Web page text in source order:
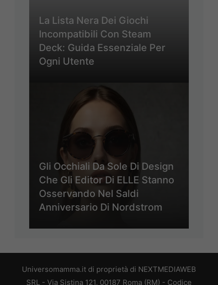
La Lista Nera Dei Giochi
Incompatibili Con Steam
Deck: Guida Essenziale Per
Ogni Utente
Gli Occhiali Da Sole Di Design
Che Gli Editor Di ELLE Stanno
Osservando Nel Saldi
Anniversario Di Nordstrom
Universomamma.it di proprietà di NEXTMEDIAWEB
SRL - Via Sistina 121, 00187 Roma (RM) - Codice